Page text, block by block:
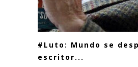
#Luto: Mundo se
escritor...